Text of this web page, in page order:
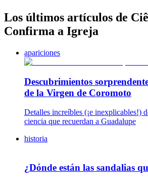
Los últimos artículos de
Confirma a Igreja
apariciones
Descubrimientos
de la Virgen de Coromoto
Detalles increíbles (¡e inexplicables!)
ciencia que recuerdan a Guadalupe
historia
¿Dónde están las sandalias